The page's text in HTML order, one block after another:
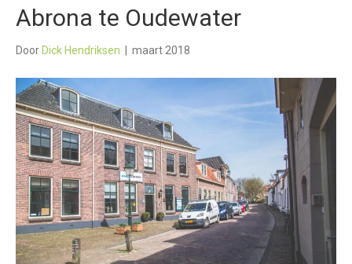
Abrona te Oudewater
Door Dick Hendriksen maart 2018